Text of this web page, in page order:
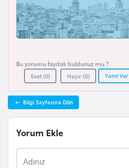
Bu yorumu faydalı buldunuz mu ?
Evet (0) Hayır (0) Yanıt Ver
Bilgi Sayfasına Dön
Yorum Ekle
i
s
t
u
r
i
n